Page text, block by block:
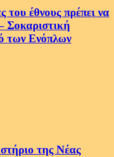
του έθνους πρέπει να
Σοκαριστική
των Ενόπλων
της Νέας